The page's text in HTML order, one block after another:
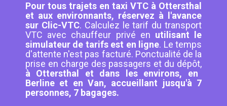
Pour tous trajets en taxi VTC à Ottersthal
et aux environnants, réservez à l'avance
sur Clic-VTC. Calculez le tarif du transport
VTC avec chauffeur privé en utilisant le
simulateur de tarifs est en ligne. Le temps
d'attente n'est pas facturé. Ponctualité de la
prise en charge des passagers et du dépôt,
à Ottersthal et dans les environs, en
Berline et en Van, accueillant jusqu'à 7
personnes, 7 bagages.